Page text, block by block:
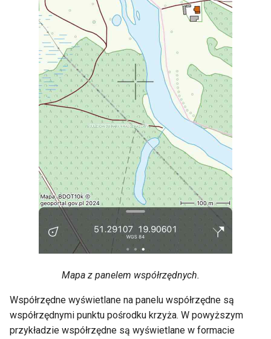
Mapa z panelem współrzędnych.
Współrzędne wyświetlane na panelu współrzędne są
współrzędnymi punktu pośrodku krzyża. W powyższym
przykładzie współrzędne są wyświetlane w formacie